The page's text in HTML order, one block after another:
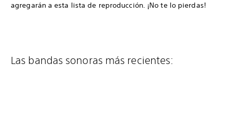
agregarán a esta lista de reproducción. ¡No te lo pierdas!
Las bandas sonoras más recientes: